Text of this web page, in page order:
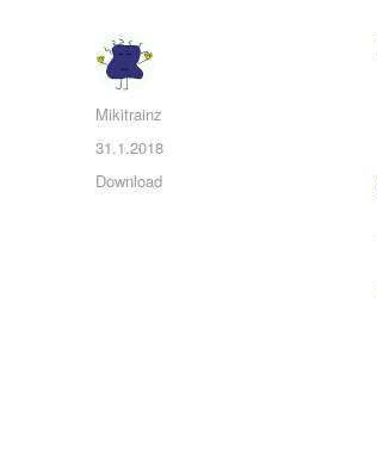
Autor:
Mikitrainz
Publikováno:
31.1.2018
Rubriky:
Download